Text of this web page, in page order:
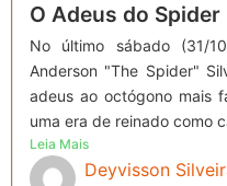
O Adeus do Spider
No último sábado (31/
Anderson "The Spider"
adeus ao octógono mais
uma era de reinado como
Leia Mais
Deyvisson